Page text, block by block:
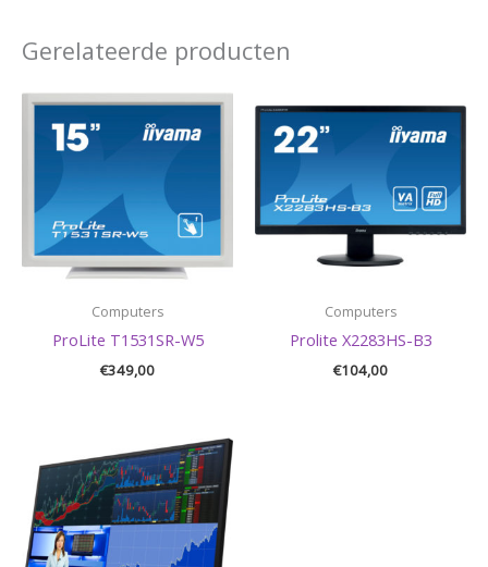
Gerelateerde producten
Computers
ProLite T1531SR-W5
€349,00
Computers
Prolite X2283HS-B3
€104,00